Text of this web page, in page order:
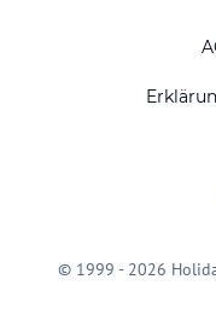
© 1999 - 2026